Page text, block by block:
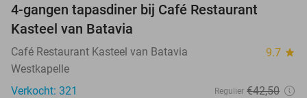
4-gangen tapasdiner bij Café Restaurant
Kasteel van Batavia
Café Restaurant Kasteel van Batavia 9.7 star
Westkapelle
Verkocht: 321
Regulier €42,50